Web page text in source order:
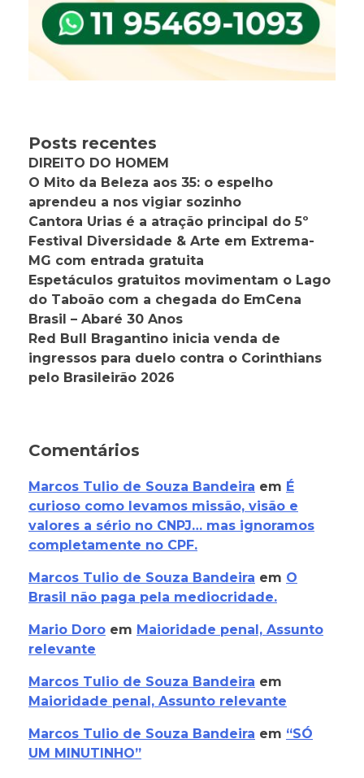
Posts recentes
DIREITO DO HOMEM
O Mito da Beleza aos 35: o espelho
aprendeu a nos vigiar sozinho
Cantora Urias é a atração principal do 5º
Festival Diversidade & Arte em Extrema-
MG com entrada gratuita
Espetáculos gratuitos movimentam o Lago
do Taboão com a chegada do EmCena
Brasil – Abaré 30 Anos
Red Bull Bragantino inicia venda de
ingressos para duelo contra o Corinthians
pelo Brasileirão 2026
Comentários
Marcos Tulio de Souza Bandeira em É
curioso como levamos missão, visão e
valores a sério no CNPJ… mas ignoramos
completamente no CPF.
Marcos Tulio de Souza Bandeira em O
Brasil não paga pela mediocridade.
Mario Doro em Maioridade penal, Assunto
relevante
Marcos Tulio de Souza Bandeira em
Maioridade penal, Assunto relevante
Marcos Tulio de Souza Bandeira em “SÓ
UM MINUTINHO”